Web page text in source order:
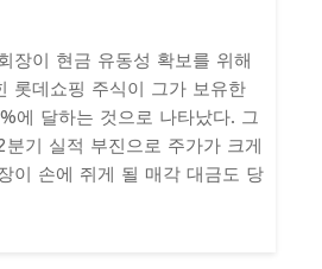
장이 현금 유동성 확보를 위해
롯데쇼핑 주식이 그가 보유한
에 달하는 것으로 나타났다. 그
기 실적 부진으로 주가가 크게
이 손에 쥐게 될 매각 대금도 당